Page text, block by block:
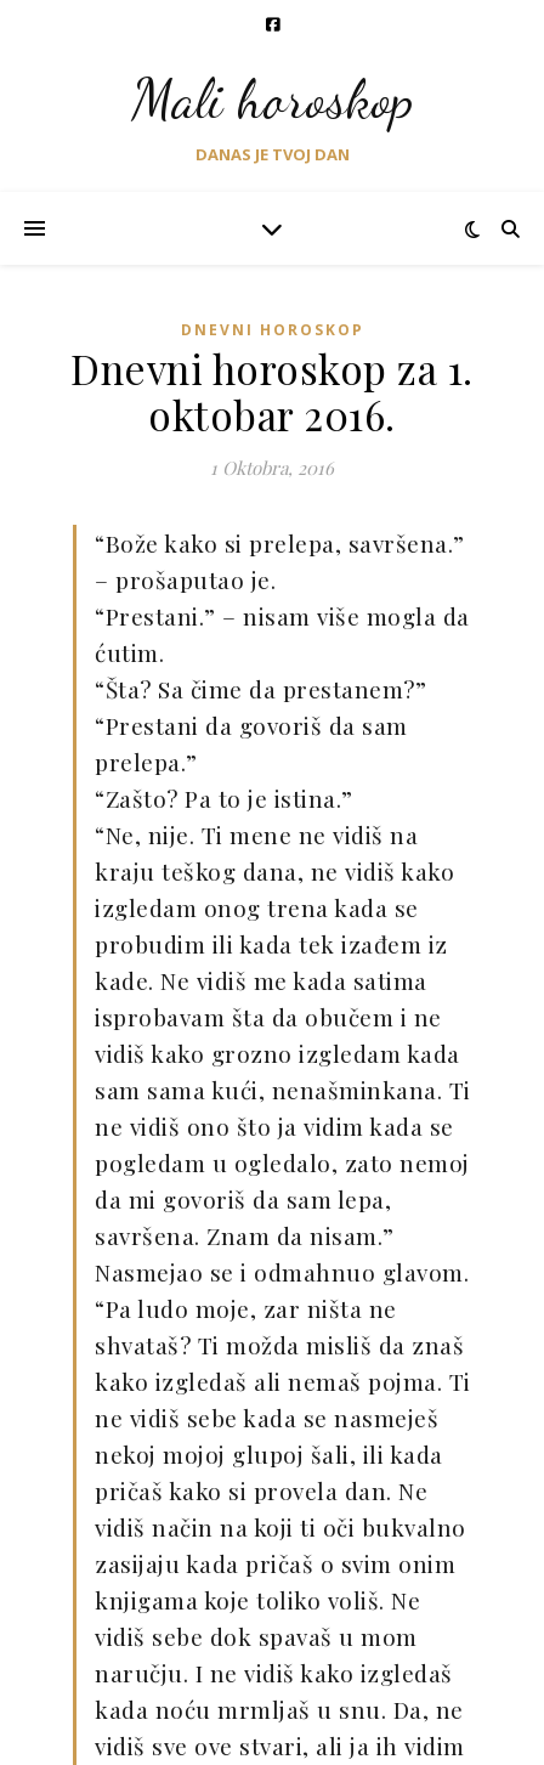
Mali horoskop
DANAS JE TVOJ DAN
DNEVNI HOROSKOP
Dnevni horoskop za 1.
oktobar 2016.
1 Oktobra, 2016
“Bože kako si prelepa, savršena.”
– prošaputao je.
“Prestani.” – nisam više mogla da
ćutim.
“Šta? Sa čime da prestanem?”
“Prestani da govoriš da sam
prelepa.”
“Zašto? Pa to je istina.”
“Ne, nije. Ti mene ne vidiš na
kraju teškog dana, ne vidiš kako
izgledam onog trena kada se
probudim ili kada tek izađem iz
kade. Ne vidiš me kada satima
isprobavam šta da obučem i ne
vidiš kako grozno izgledam kada
sam sama kući, nenašminkana. Ti
ne vidiš ono što ja vidim kada se
pogledam u ogledalo, zato nemoj
da mi govoriš da sam lepa,
savršena. Znam da nisam.”
Nasmejao se i odmahnuo glavom.
“Pa ludo moje, zar ništa ne
shvataš? Ti možda misliš da znaš
kako izgledaš ali nemaš pojma. Ti
ne vidiš sebe kada se nasmeješ
nekoj mojoj glupoj šali, ili kada
pričaš kako si provela dan. Ne
vidiš način na koji ti oči bukvalno
zasijaju kada pričaš o svim onim
knjigama koje toliko voliš. Ne
vidiš sebe dok spavaš u mom
naručju. I ne vidiš kako izgledaš
kada noću mrmljaš u snu. Da, ne
vidiš sve ove stvari, ali ja ih vidim